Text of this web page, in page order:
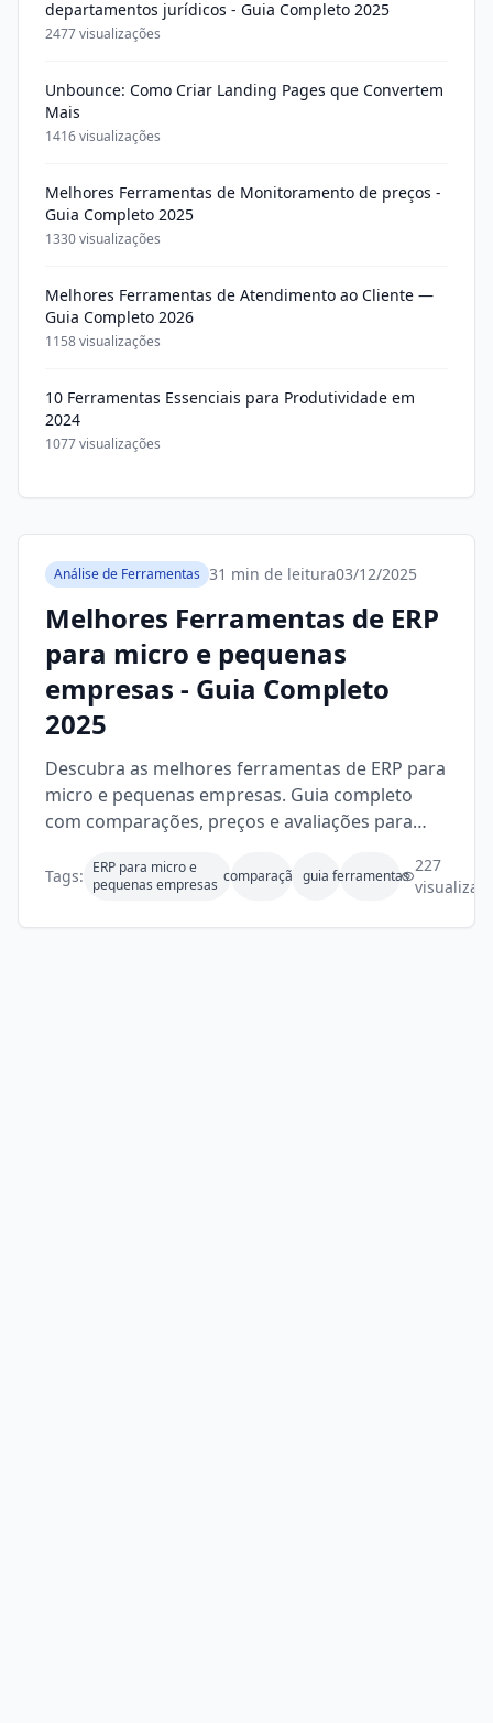
departamentos jurídicos - Guia Completo 2025
2477 visualizações
Unbounce: Como Criar Landing Pages que Convertem
Mais
1416 visualizações
Melhores Ferramentas de Monitoramento de preços -
Guia Completo 2025
1330 visualizações
Melhores Ferramentas de Atendimento ao Cliente —
Guia Completo 2026
1158 visualizações
10 Ferramentas Essenciais para Produtividade em
2024
1077 visualizações
Análise de Ferramentas 31 min de leitura03/12/2025
Melhores Ferramentas de ERP
para micro e pequenas
empresas - Guia Completo
2025
Descubra as melhores ferramentas de ERP para
micro e pequenas empresas. Guia completo
com comparações, preços e avaliações para
Tags: ERP para micro e
pequenas empresas comparação guia ferramentas
227